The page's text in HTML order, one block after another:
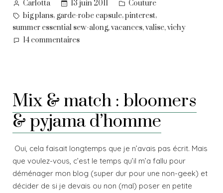
Posted
by
Carlotta 13 juin 2011
Posted
in
Couture
Tags:
big plans, garde-robe capsule,pinterest,
summer essential sew-along,vacances,valise,vichy
14 commentairessur
imaginaire
Mix & match : bloomers
& pyjama d’homme
Oui, cela faisait longtemps que je n’avais pas écrit. Mais
que voulez-vous, c’est le temps qu’il m’a fallu pour
déménager mon blog (super dur pour une non-geek) et
décider de si je devais ou non (mal) poser en petite